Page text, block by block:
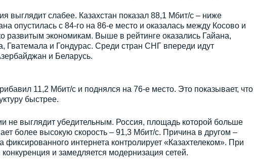
выглядит слабее. Казахстан показал 88,1 Мбит/с – ниже
опустилась с 84-го на 86-е место и оказалась между Косово и
развитым экономикам. Выше в рейтинге оказались Гайана,
Гватемала и Гондурас. Среди стран СНГ впереди идут
и Беларусь.
11,2 Мбит/с и поднялся на 76-е место. Это показывает, что
быстрее.
не выглядит убедительным. Россия, площадь которой больше
более высокую скорость – 91,3 Мбит/с. Причина в другом –
фиксированного интернета контролирует «Казахтелеком». При
и замедляется модернизация сетей.